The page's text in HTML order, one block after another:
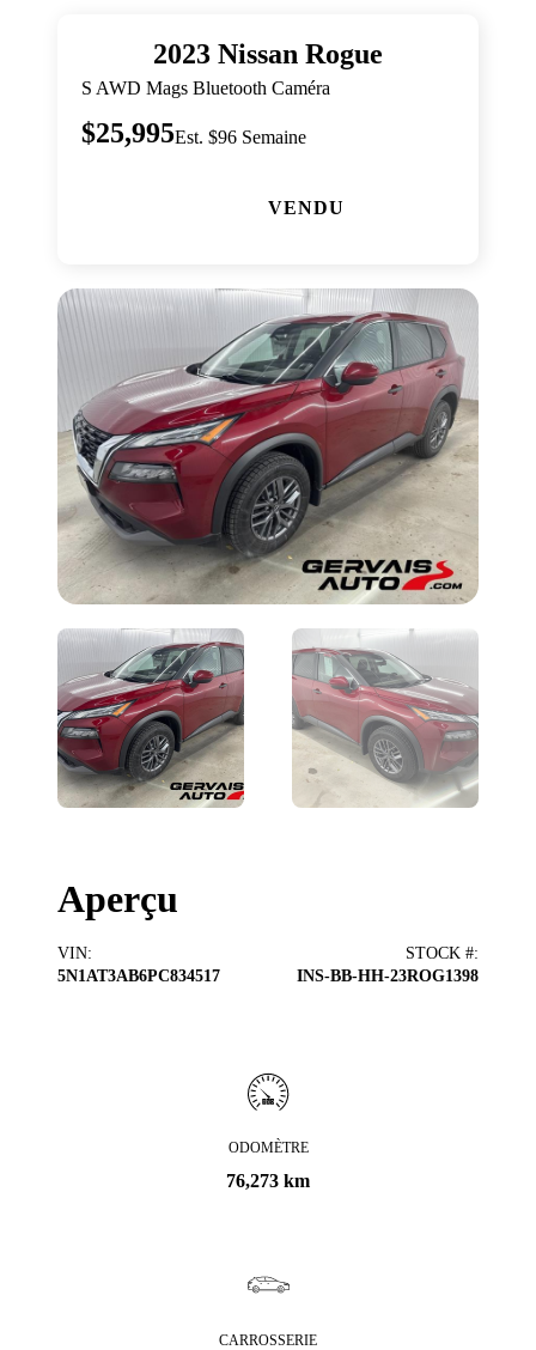
2023 Nissan Rogue
S AWD Mags Bluetooth Caméra
$25,995Est. $96 Semaine
VENDU
Aperçu
VIN:
5N1AT3AB6PC834517
STOCK #:
INS-BB-HH-23ROG1398
ODOMÈTRE
76,273 km
CARROSSERIE